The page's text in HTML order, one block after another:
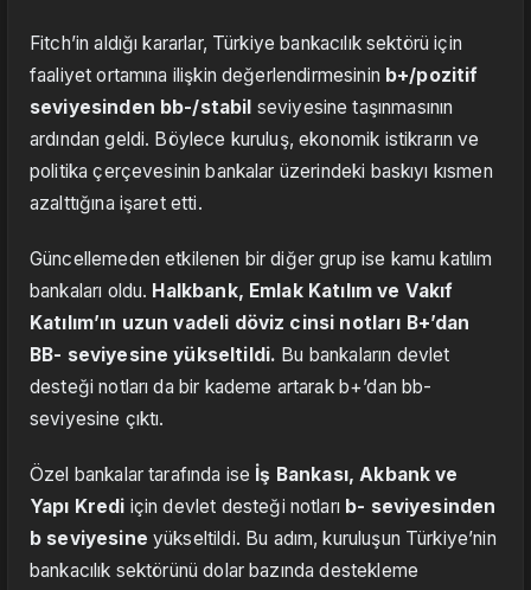
Fitch’in aldığı kararlar, Türkiye bankacılık sektörü için
faaliyet ortamına ilişkin değerlendirmesinin b+/pozitif
seviyesinden bb-/stabil seviyesine taşınmasının
ardından geldi. Böylece kuruluş, ekonomik istikrarın ve
politika çerçevesinin bankalar üzerindeki baskıyı kısmen
azalttığına işaret etti.
Güncellemeden etkilenen bir diğer grup ise kamu katılım
bankaları oldu. Halkbank, Emlak Katılım ve Vakıf
Katılım’ın uzun vadeli döviz cinsi notları B+’dan
BB- seviyesine yükseltildi. Bu bankaların devlet
desteği notları da bir kademe artarak b+’dan bb-
seviyesine çıktı.
Özel bankalar tarafında ise İş Bankası, Akbank ve
Yapı Kredi için devlet desteği notları b- seviyesinden
b seviyesine yükseltildi. Bu adım, kuruluşun Türkiye’nin
bankacılık sektörünü dolar bazında destekleme